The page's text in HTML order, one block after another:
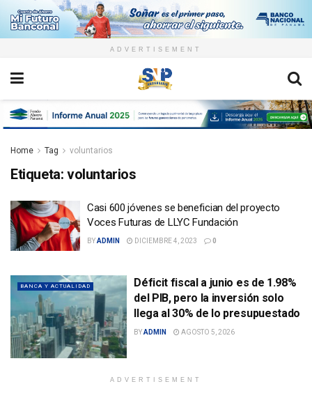
ADVERTISEMENT
Home Tag voluntarios
Etiqueta: voluntarios
Casi 600 jóvenes se benefician del proyecto
Voces Futuras de LLYC Fundación
BYADMIN DICIEMBRE 4, 2023 0
BANCA Y ACTUALIDAD
Déficit fiscal a junio es de 1.98%
del PIB, pero la inversión solo
llega al 30% de lo presupuestado
BYADMIN AGOSTO 5, 2026
ADVERTISEMENT